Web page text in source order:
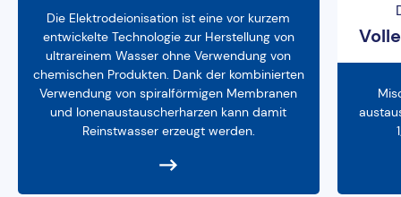
Die Elektrodeionisation ist eine vor kurzem
entwickelte Technologie zur Herstellung von
ultrareinem Wasser ohne Verwendung von
chemischen Produkten. Dank der kombinierten
Verwendung von spiralförmigen Membranen
und Ionenaustauscherharzen kann damit
Reinstwasser erzeugt werden.